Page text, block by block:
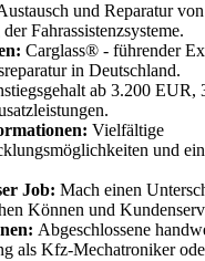
und Reparatur
Fahrassistenzsysteme.
Carglass® - führender
in Deutschland.
ab 3.200 EUR,
Vielfältige
und
Job: Mach einen
Können und
Abgeschlossene
als Kfz-Mechatroniker